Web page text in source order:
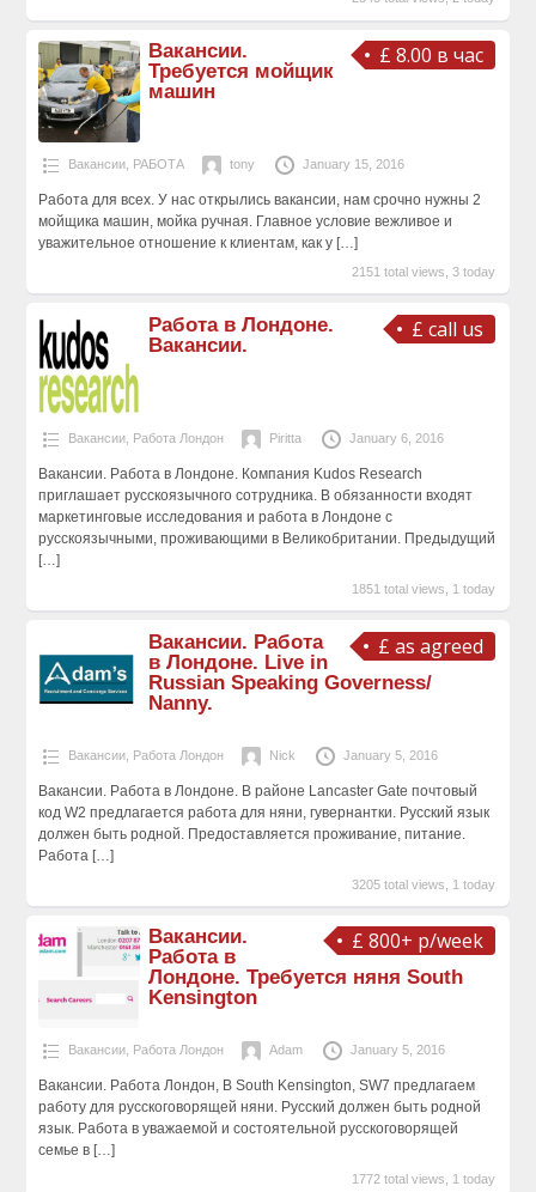
£ 8.00 в час
Вакансии.
Требуется мойщик
машин
Вакансии, РАБОТА tony January 15, 2016
Работа для всех. У нас открылись вакансии, нам срочно нужны 2
мойщика машин, мойка ручная. Главное условие вежливое и
уважительное отношение к клиентам, как у […]
2151 total views, 3 today
£ call us
Работа в Лондоне.
Вакансии.
Вакансии, Работа Лондон Piritta January 6, 2016
Вакансии. Работа в Лондоне. Компания Kudos Research
приглашает русскоязычного сотрудника. В обязанности входят
маркетинговые исследования и работа в Лондоне с
русскоязычными, проживающими в Великобритании. Предыдущий
[…]
1851 total views, 1 today
£ as agreed
Вакансии. Работа
в Лондоне. Live in
Russian Speaking Governess/
Nanny.
Вакансии, Работа Лондон Nick January 5, 2016
Вакансии. Работа в Лондоне. В районе Lancaster Gate почтовый
код W2 предлагается работа для няни, гувернантки. Русский язык
должен быть родной. Предоставляется проживание, питание.
Работа […]
3205 total views, 1 today
£ 800+ p/week
Вакансии.
Работа в
Лондоне. Требуется няня South
Kensington
Вакансии, Работа Лондон Adam January 5, 2016
Вакансии. Работа Лондон, В South Kensington, SW7 предлагаем
работу для русскоговорящей няни. Русский должен быть родной
язык. Работа в уважаемой и состоятельной русскоговорящей
семье в […]
1772 total views, 1 today